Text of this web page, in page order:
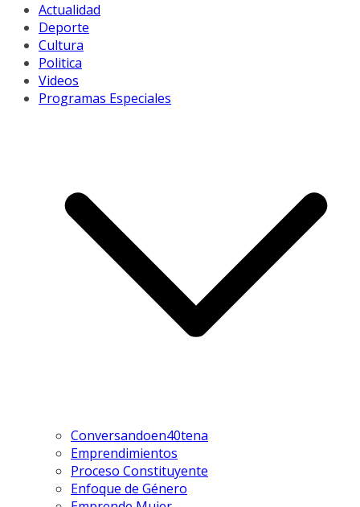
Actualidad
Deporte
Cultura
Politica
Videos
Programas Especiales
Conversandoen40tena
Emprendimientos
Proceso Constituyente
Enfoque de Género